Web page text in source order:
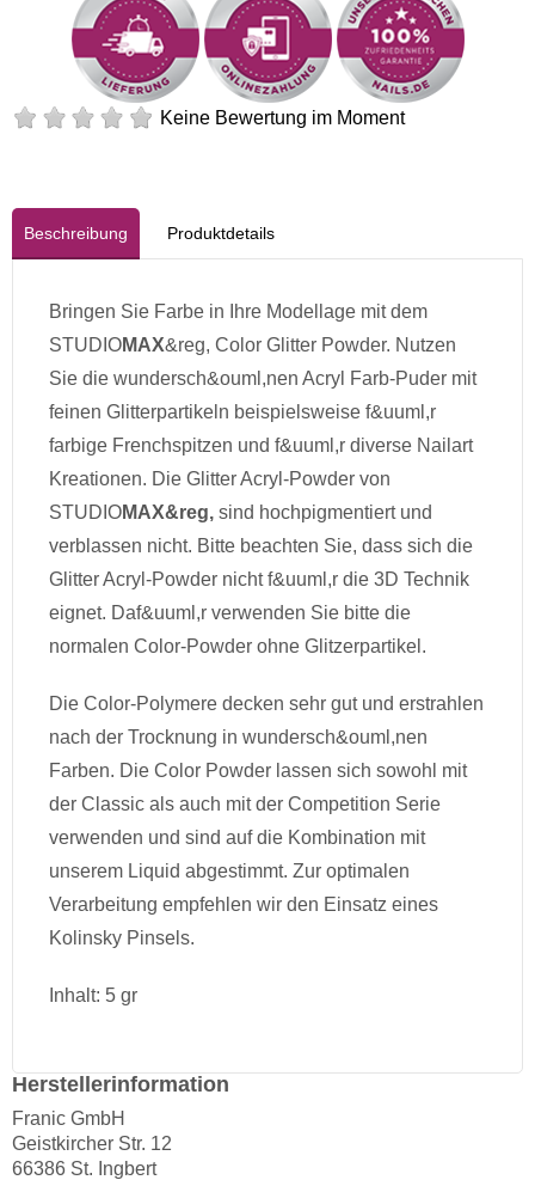
Keine Bewertung im Moment
Beschreibung Produktdetails
Bringen Sie Farbe in Ihre Modellage mit dem
STUDIOMAX&reg, Color Glitter Powder. Nutzen
Sie die wundersch&ouml,nen Acryl Farb-Puder mit
feinen Glitterpartikeln beispielsweise f&uuml,r
farbige Frenchspitzen und f&uuml,r diverse Nailart
Kreationen. Die Glitter Acryl-Powder von
STUDIOMAX&reg, sind hochpigmentiert und
verblassen nicht. Bitte beachten Sie, dass sich die
Glitter Acryl-Powder nicht f&uuml,r die 3D Technik
eignet. Daf&uuml,r verwenden Sie bitte die
normalen Color-Powder ohne Glitzerpartikel.
Die Color-Polymere decken sehr gut und erstrahlen
nach der Trocknung in wundersch&ouml,nen
Farben. Die Color Powder lassen sich sowohl mit
der Classic als auch mit der Competition Serie
verwenden und sind auf die Kombination mit
unserem Liquid abgestimmt. Zur optimalen
Verarbeitung empfehlen wir den Einsatz eines
Kolinsky Pinsels.
Inhalt: 5 gr
Herstellerinformation
Franic GmbH
Geistkircher Str. 12
66386 St. Ingbert